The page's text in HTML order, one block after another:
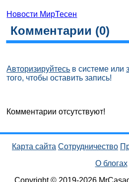
Новости МирТесен
Комментарии (0)
Авторизируйтесь в системе или
того, чтобы оставить запись!
Комментарии отсутствуют!
Карта сайта Сотрудничество
О блогах
Copyright © 2019-2026